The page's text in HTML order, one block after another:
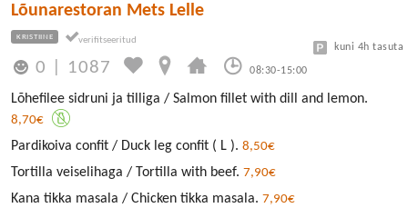
Lõunarestoran Mets Lelle
KRISTIINE
0 1087 08:30-15:00
kuni 4h tasuta
Lõhefilee sidruni ja tilliga / Salmon fillet with dill and lemon.
8,70€
Pardikoiva confit / Duck leg confit ( L ). 8,50€
Tortilla veiselihaga / Tortilla with beef. 7,90€
Kana tikka masala / Chicken tikka masala. 7,90€